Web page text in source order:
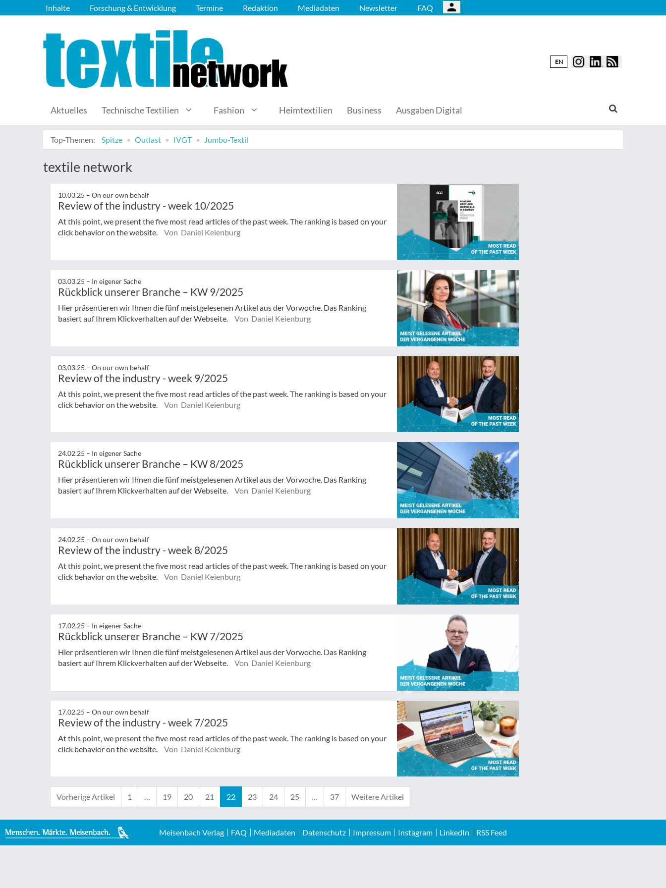
Inhalte Forschung & Entwicklung Termine Redaktion Mediadaten Newsletter FAQ
EN
Aktuelles Technische Textilien Fashion Heimtextilien Business Ausgaben Digital
Top-Themen: Spitze Outlast IVGT Jumbo-Textil
textile network
10.03.25 – On our own behalf
Review of the industry - week 10/2025
At this point, we present the five most read articles of the past week. The ranking is based on your
click behavior on the website.
Von Daniel Keienburg
03.03.25 – In eigener Sache
Rückblick unserer Branche – KW 9/2025
Hier präsentieren wir Ihnen die fünf meistgelesenen Artikel aus der Vorwoche. Das Ranking
basiert auf Ihrem Klickverhalten auf der Webseite.
Von Daniel Keienburg
03.03.25 – On our own behalf
Review of the industry - week 9/2025
At this point, we present the five most read articles of the past week. The ranking is based on your
click behavior on the website.
Von Daniel Keienburg
24.02.25 – In eigener Sache
Rückblick unserer Branche – KW 8/2025
Hier präsentieren wir Ihnen die fünf meistgelesenen Artikel aus der Vorwoche. Das Ranking
basiert auf Ihrem Klickverhalten auf der Webseite.
Von Daniel Keienburg
24.02.25 – On our own behalf
Review of the industry - week 8/2025
At this point, we present the five most read articles of the past week. The ranking is based on your
click behavior on the website.
Von Daniel Keienburg
17.02.25 – In eigener Sache
Rückblick unserer Branche – KW 7/2025
Hier präsentieren wir Ihnen die fünf meistgelesenen Artikel aus der Vorwoche. Das Ranking
basiert auf Ihrem Klickverhalten auf der Webseite.
Von Daniel Keienburg
17.02.25 – On our own behalf
Review of the industry - week 7/2025
At this point, we present the five most read articles of the past week. The ranking is based on your
click behavior on the website.
Von Daniel Keienburg
Vorherige Artikel 1 … 19 20 21 22 23 24 25 … 37 Weitere Artikel
Meisenbach Verlag FAQ Mediadaten Datenschutz Impressum Instagram LinkedIn RSS Feed